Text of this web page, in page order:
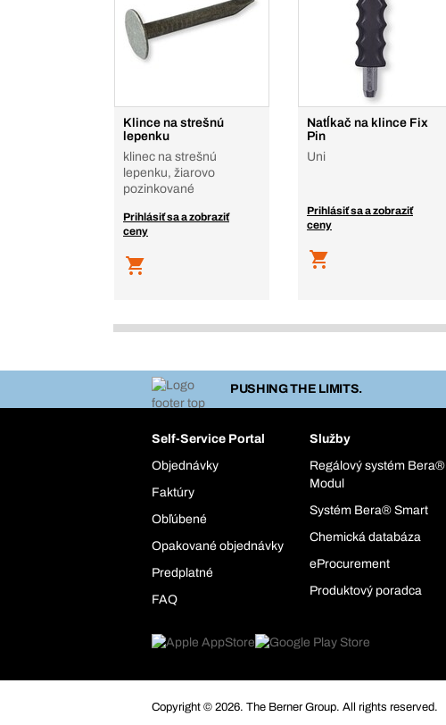
Klince na strešnú
lepenku
klinec na strešnú
lepenku, žiarovo
pozinkované
Prihlásiť sa a zobraziť
ceny
Natĺkač na klince Fix
Pin
Uni
Prihlásiť sa a zobraziť
ceny
PUSHING THE LIMITS.
Self-Service Portal
Objednávky
Faktúry
Obľúbené
Opakované objednávky
Predplatné
FAQ
Služby
Regálový systém Bera®
Modul
Systém Bera® Smart
Chemická databáza
eProcurement
Produktový poradca
Copyright © 2026. The Berner Group. All rights reserved.